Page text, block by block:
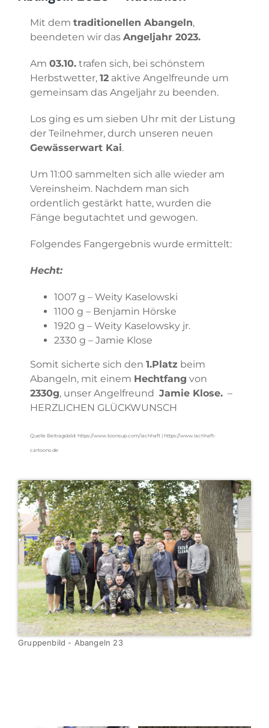
Mit dem traditionellen Abangeln,
beendeten wir das Angeljahr 2023.
Am 03.10.trafen sich, bei schönstem
Herbstwetter, 12aktive Angelfreunde um
gemeinsam das Angeljahr zu beenden.
Los ging es um sieben Uhr mit der Listung
der Teilnehmer, durch unseren neuen
Gewässerwart Kai.
Um 11:00 sammelten sich alle wieder am
Vereinsheim. Nachdem man sich
ordentlich gestärkt hatte, wurden die
Fänge begutachtet und gewogen.
Folgendes Fangergebnis wurde ermittelt:
Hecht:
1007 g – Weity Kaselowski
1100 g – Benjamin Hörske
1920 g – Weity Kaselowsky jr.
2330 g – Jamie Klose
Somit sicherte sich den 1.Platzbeim
Abangeln, mit einem Hechtfang von
2330g, unser Angelfreund Jamie Klose.–
HERZLICHEN GLÜCKWUNSCH
Quelle Beitragsbild: https://www.toonsup.com/lachhaft | https://www.lachhaft-
cartoons.de
Gruppenbild - Abangeln 23